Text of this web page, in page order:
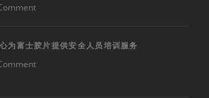
为富士胶片提供安全人员培训服务